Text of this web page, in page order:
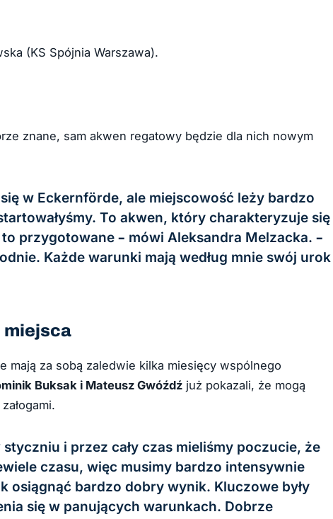
(KS Spójnia Warszawa).
znane, sam akwen regatowy będzie dla nich nowym
w Eckernförde, ale miejscowość leży bardzo
To akwen, który charakteryzuje się
przygotowane – mówi Aleksandra Melzacka. –
Każde warunki mają według mnie swój urok
miejsca
mają za sobą zaledwie kilka miesięcy wspólnego
Buksak i Mateusz Gwóźdź już pokazali, że mogą
i przez cały czas mieliśmy poczucie, że
czasu, więc musimy bardzo intensywnie
osiągnąć bardzo dobry wynik. Kluczowe były
się w panujących warunkach. Dobrze